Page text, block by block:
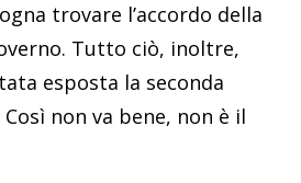
trovare l’accordo della
Tutto ciò, inoltre,
esposta la seconda
non va bene, non è il